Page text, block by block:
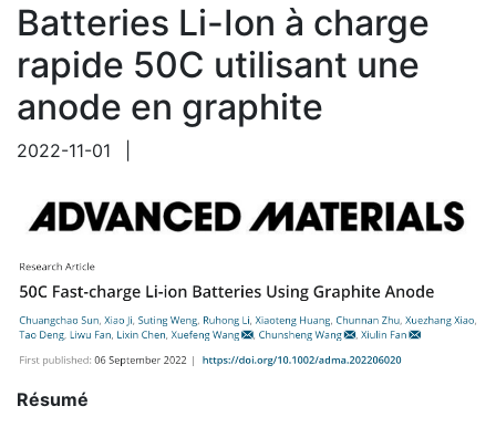
Batteries Li-Ion à charge
rapide 50C utilisant une
anode en graphite
2022-11-01
Résumé